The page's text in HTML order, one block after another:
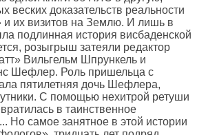
веских доказательств реальности
и их визитов на Землю. И лишь в
подлинная история висбаденской
розыгрыш затеяли редактор
Вильгельм Шпрункель и
Шефлер. Роль пришельца с
пятилетняя дочь Шефлера,
С помощью нехитрой ретуши
в таинственное
Но самое занятное в этой истории